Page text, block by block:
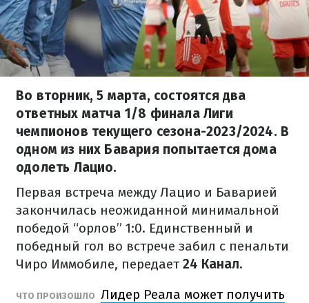
Во вторник, 5 марта, состоятся два
ответных матча 1/8 финала Лиги
чемпионов текущего сезона-2023/2024. В
одном из них Бавария попытается дома
одолеть Лацио.
Первая встреча между Лацио и Баварией
закончилась неожиданной минимальной
победой “орлов” 1:0. Единственный и
победный гол во встрече забил с пенальти
Чиро Иммобиле, передает24 Канал.
ЧТО ПРОИЗОШЛО Лидер Реала может получить